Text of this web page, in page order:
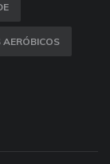
AERÓBICOS